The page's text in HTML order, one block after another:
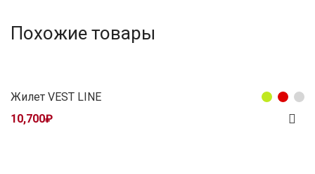
Похожие товары
Жилет VEST LINE
10,700₽